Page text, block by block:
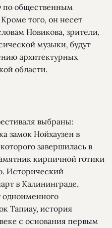
по общественным
того, он несет
Новикова, зрители,
музыки, будут
архитектурных
области.
выбраны:
замок Нойхаузен в
завершилась в
кирпичной готики
Исторический
в Калининграде,
Тапиау, история
с основания первым